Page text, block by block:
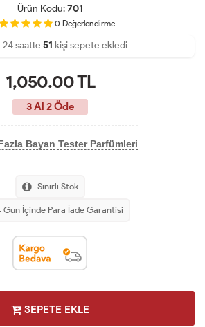
Ürün Kodu:701
0 Değerlendirme
43
24 saatte 51 kişi sepete ekledi
24 saatte 16kişi satın aldı
1,050.00TL
3 Al 2 Öde
Bayan Tester Parfümleri
Sınırlı Stok
Gün İçinde Para İade Garantisi
SEPETE EKLE